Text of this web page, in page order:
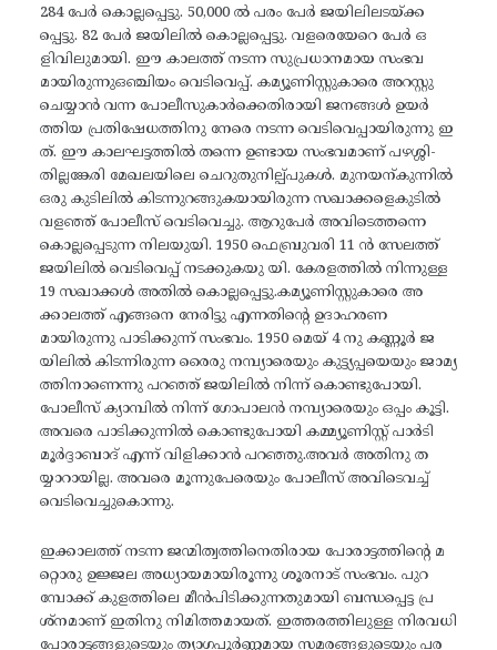
284 പേർ കൊല്ലപ്പെട്ടു. 50,000 ൽ പരം പേർ ജയിലിലടയ്ക്ക
പ്പെട്ടു. 82 പേർ ജയിലിൽ കൊല്ലപ്പെട്ടു. വളരെയേറെ പേർ ഒ
ളിവിലുമായി. ഈ കാലത്ത് നടന്ന സുപ്രധാനമായ സംഭവ
മായിരുന്നുഒഞ്ചിയം വെടിവെപ്പ്. കമ്യൂണിസ്റ്റുകാരെ അറസ്റ്റു
ചെയ്യാൻ വന്ന പോലീസുകാർക്കെതിരായി ജനങ്ങൾ ഉയർ
ത്തിയ പ്രതിഷേധത്തിനു നേരെ നടന്ന വെടിവെപ്പായിരുന്നു ഇ
ത്. ഈ കാലഘട്ടത്തിൽ തന്നെ ഉണ്ടായ സംഭവമാണ് പഴശ്ശി-
തില്ലങ്കേരി മേഖലയിലെ ചെറുതുനില്പ്പുകൾ. മുനയന്കുന്നിൽ
ഒരു കുടിലിൽ കിടന്നുറങ്ങുകയായിരുന്ന സഖാക്കളെകുടിൽ
വളഞ്ഞ് പോലീസ് വെടിവെച്ചു. ആറുപേർ അവിടെത്തന്നെ
കൊല്ലപ്പെടുന്ന നിലയുയി. 1950 ഫെബ്രുവരി 11 ൻ സേലത്ത്
ജയിലിൽ വെടിവെപ്പ് നടക്കുകയു യി. കേരളത്തിൽ നിന്നുള്ള
19 സഖാക്കൾ അതിൽ കൊല്ലപ്പെട്ടു.കമ്യൂണിസ്റ്റുകാരെ അ
ക്കാലത്ത് എങ്ങനെ നേരിട്ടു എന്നതിന്റെ ഉദാഹരണ
മായിരുന്നു പാടിക്കുന്ന് സംഭവം. 1950 മെയ് 4 നു കണ്ണൂർ ജ
യിലിൽ കിടന്നിരുന്ന രൈരു നമ്പ്യാരെയും കുട്ട്യപ്പയെയും ജാമ്യ
ത്തിനാണെന്നു പറഞ്ഞ് ജയിലിൽ നിന്ന് കൊണ്ടുപോയി.
പോലീസ് ക്യാമ്പിൽ നിന്ന് ഗോപാലൻ നമ്പ്യാരെയും ഒപ്പം കൂട്ടി.
അവരെ പാടിക്കുന്നിൽ കൊണ്ടുപോയി കമ്മ്യൂണിസ്റ്റ് പാർടി
മൂർദ്ദാബാദ് എന്ന് വിളിക്കാൻ പറഞ്ഞു.അവർ അതിനു ത
യ്യാറായില്ല. അവരെ മൂന്നുപേരെയും പോലീസ് അവിടെവച്ച്
വെടിവെച്ചുകൊന്നു.
ഇക്കാലത്ത് നടന്ന ജന്മിത്വത്തിനെതിരായ പോരാട്ടത്തിന്റെ മ
റ്റൊരു ഉജ്ജല അധ്യായമായിരൂന്നു ശൂരനാട് സംഭവം. പുറ
മ്പോക്ക് കുളത്തിലെ മീൻപിടിക്കുന്നതുമായി ബന്ധപ്പെട്ട പ്ര
ശ്നമാണ് ഇതിനു നിമിത്തമായത്. ഇത്തരത്തിലുള്ള നിരവധി
പോരാട്ടങ്ങളുടെയും ത്യാഗപൂർണ്ണമായ സമരങ്ങളുടെയും പര